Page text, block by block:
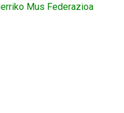
Mus Federazioa